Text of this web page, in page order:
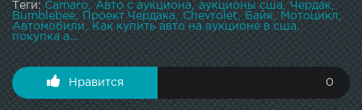
Теги:Camaro Авто с аукциона аукционы сша
Чердак
Bumblebee
Проект Чердака Chevrolet Байк
Мотоцикл
Автомобили
Как купить авто на аукционе в сша
покупка а...
Нравится 0